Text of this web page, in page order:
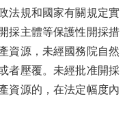
法規和國家有關規定實
採主體等保護性開採措
資源，未經國務院自然
者壓覆。未經批准開採
資源的，在法定幅度內